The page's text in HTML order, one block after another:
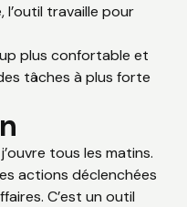
l’outil travaille pour
plus confortable et
tâches à plus forte
tous les matins.
actions déclenchées
C’est un outil